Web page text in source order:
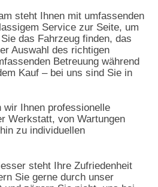
steht Ihnen mit umfassenden
Service zur Seite, um
das Fahrzeug finden, das
Auswahl des richtigen
Betreuung während
Kauf – bei uns sind Sie in
wir Ihnen professionelle
Werkstatt, von Wartungen
zu individuellen
steht Ihre Zufriedenheit
Sie gerne durch unser